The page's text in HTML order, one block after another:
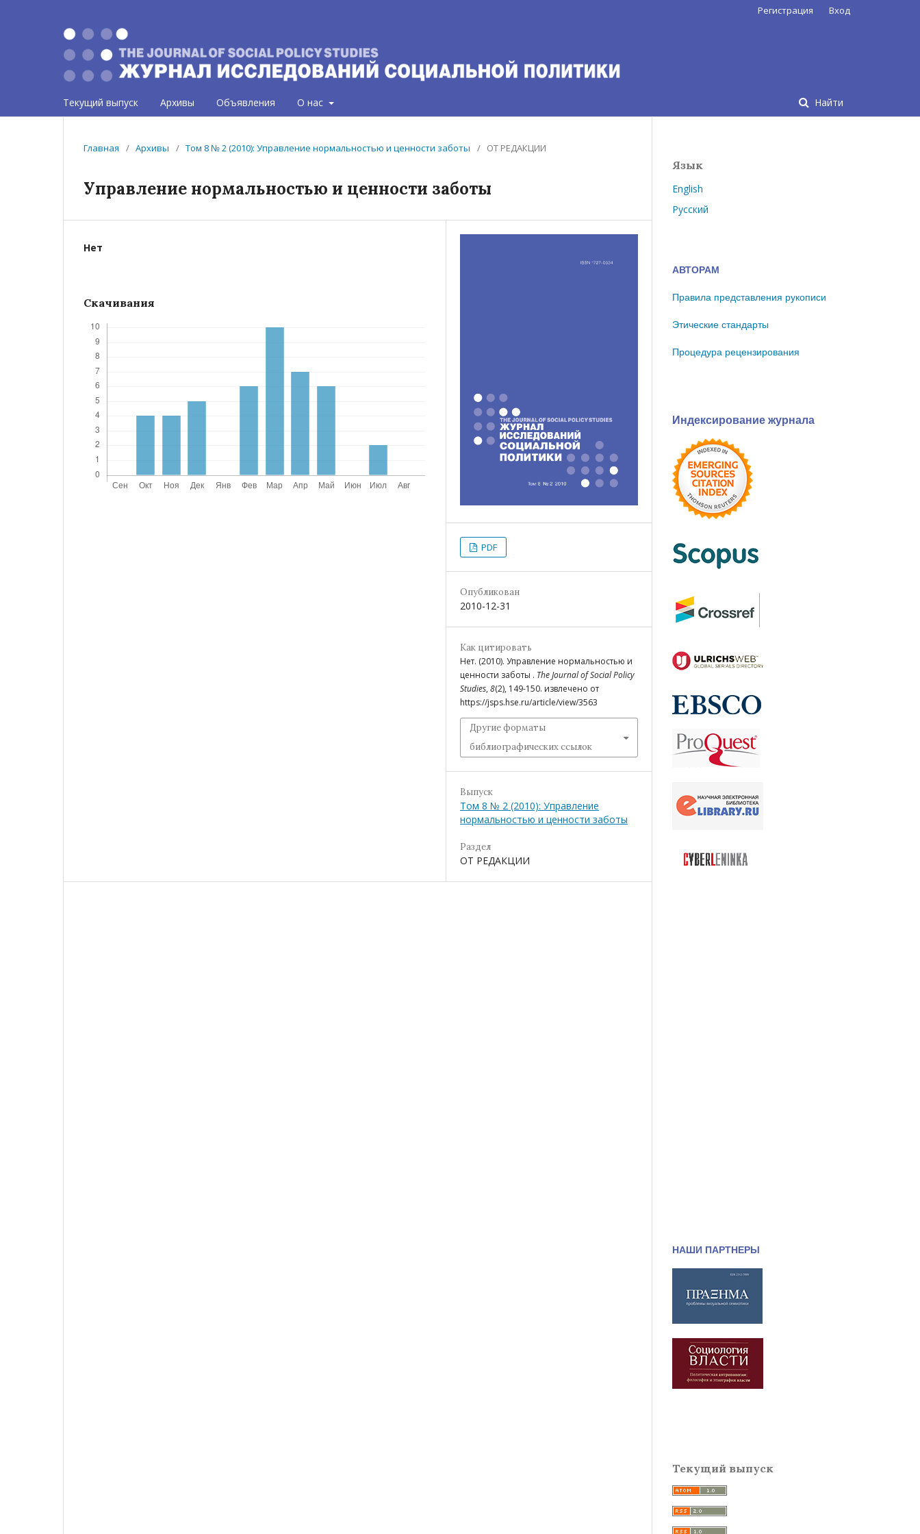
Текущий выпуск Архивы Объявления О нас Найти
Регистрация Вход
Главная / Архивы / Том 8 № 2 (2010): Управление нормальностью и ценности заботы / ОТ РЕДАКЦИИ
Управление нормальностью и ценности заботы
Нет
Скачивания
PDF
Опубликован
2010-12-31
Как цитировать
Нет. (2010). Управление нормальностью и
ценности заботы . The Journal of Social Policy
Studies, 8(2), 149-150. извлечено от
https://jsps.hse.ru/article/view/3563
Другие форматы
библиографических ссылок
Выпуск
Том 8 № 2 (2010): Управление
нормальностью и ценности заботы
Раздел
ОТ РЕДАКЦИИ
Язык
English
Русский
АВТОРАМ
Правила представления рукописи
Этические стандарты
Процедура рецензирования
Индексирование журнала
НАШИ ПАРТНЕРЫ
Текущий выпуск